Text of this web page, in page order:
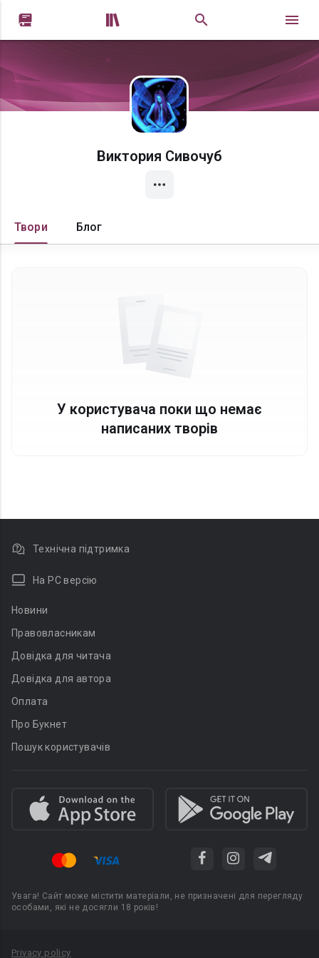
 
Виктория Сивочуб
Твори Блог
У користувача поки що немає
написаних творів
Технічна підтримка
На PC версію
Новини
Правовласникам
Довідка для читача
Довідка для автора
Оплата
Про Букнет
Пошук користувачів
Увага! Сайт може містити матеріали, не призначені для перегляду
особами, які не досягли 18 років!
Privacy policy